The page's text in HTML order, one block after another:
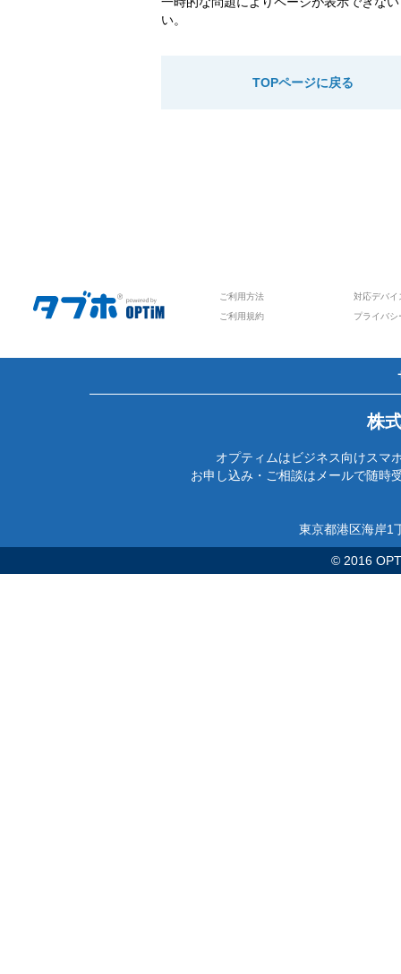
い。
TOPページに戻る
ご利用方法
対応デバイ
ご利用規約
プライバシ
株
オプティムはビジネス向けスマ
お申し込み・ご相談はメールで随時
東京都港区海岸1
© 2016